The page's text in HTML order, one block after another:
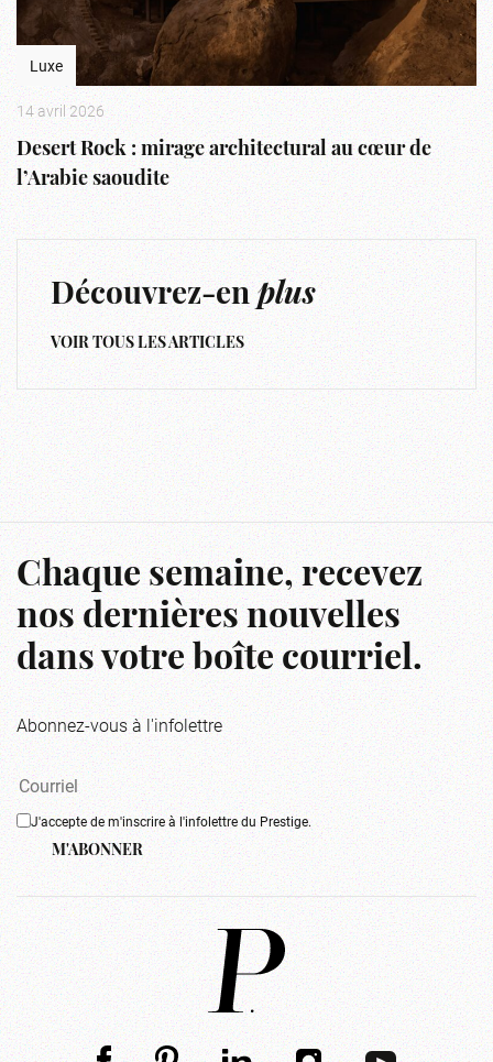
Luxe
14 avril 2026
Desert Rock : mirage architectural au cœur de
l’Arabie saoudite
Découvrez-enplus
VOIR TOUS LES ARTICLES
Chaque semaine, recevez
nos dernières nouvelles
dans votre boîte courriel.
Abonnez-vous à l'infolettre
J'accepte de m'inscrire à l'infolettre du Prestige.
M'ABONNER